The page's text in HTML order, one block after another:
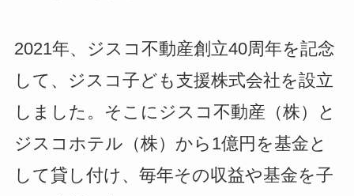
2021年、ジスコ不動産創立40周年を記念
して、ジスコ子ども支援株式会社を設立
しました。そこにジスコ不動産（株）と
ジスコホテル（株）から1億円を基金と
して貸し付け、毎年その収益や基金を子